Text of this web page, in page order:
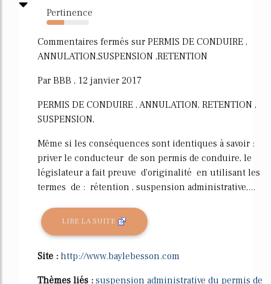
Pertinence
42%
Commentaires fermés sur PERMIS DE CONDUIRE ,
ANNULATION,SUSPENSION ,RETENTION
Par BBB , 12 janvier 2017
PERMIS DE CONDUIRE , ANNULATION, RETENTION ,
SUSPENSION,
Même si les conséquences sont identiques à savoir :
priver le conducteur de son permis de conduire, le
législateur a fait preuve d'originalité en utilisant les
termes de : rétention , suspension administrative,...
LIRE LA SUITE
Site : http://www.baylebesson.com
Thèmes liés : suspension administrative du permis de